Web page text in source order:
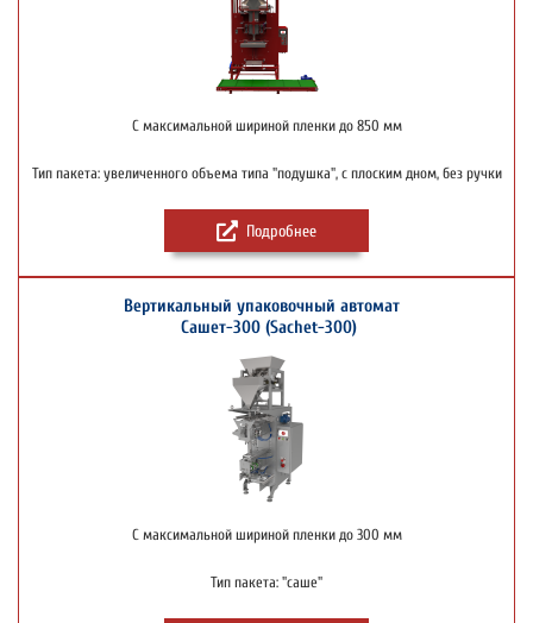
С максимальной шириной пленки до 850 мм
Тип пакета: увеличенного объема типа "подушка", с плоским дном, без ручки
Подробнее
Вертикальный упаковочный автомат
Сашет-300 (Sachet-300)
С максимальной шириной пленки до 300 мм
Тип пакета: "саше"